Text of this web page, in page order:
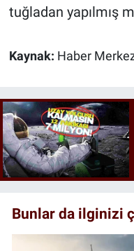
tuğladan yapılmış
Kaynak: Haber
Bunlar da ilginizi